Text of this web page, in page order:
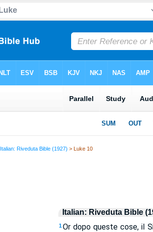
Italian: Riveduta Bible (1927) > Luke 10
Italian: Riveduta Bible
1 Or dopo queste cose, il